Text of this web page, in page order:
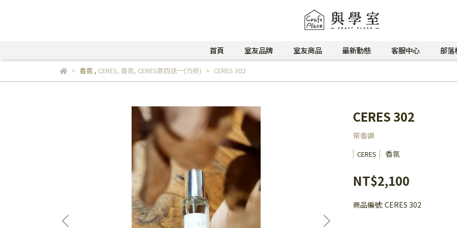
首頁 室友品牌 室友商品 最新動態 客服中心 部落
香氛, CERES, 香氛, CERES買四送一(75折) CERES 302
CERES 302
茶香調
CERES 香氛
NT$2,100
商品編號: CERES 302